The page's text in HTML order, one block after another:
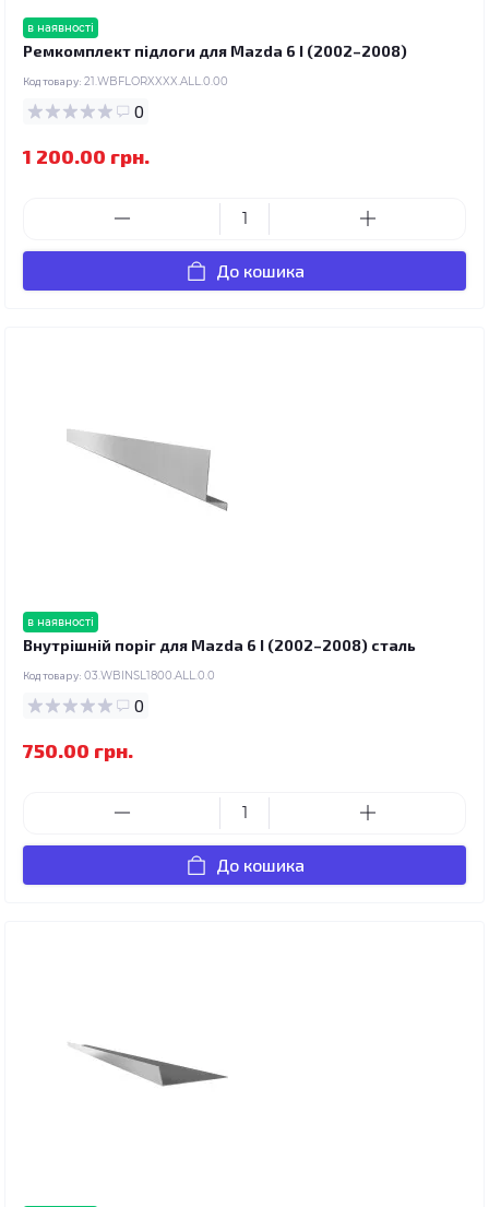
в наявності
Ремкомплект підлоги для Mazda 6 I (2002–2008)
Код товару: 21.WBFLORXXXX.ALL.0.00
0
1 200.00 грн.
До кошика
в наявності
Внутрішній поріг для Mazda 6 I (2002–2008) сталь
Код товару: 03.WBINSL1800.ALL.0.0
0
750.00 грн.
До кошика